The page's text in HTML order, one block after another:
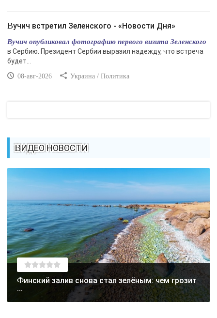
Вучич встретил Зеленского - «Новости Дня»
Вучич опубликовал фотографию первого визита Зеленского
в Сербию. Президент Сербии выразил надежду, что встреча
будет...
08-авг-2026 Украина / Политика
ВИДЕО НОВОСТИ
Финский залив снова стал зелёным: чем грозит
...